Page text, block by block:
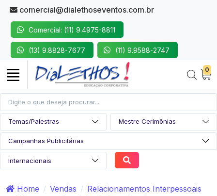
comercial@dialethoseventos.com.br
Comercial: (11) 9.4975-8811
(13) 9.8828-7677 (11) 9.9588-2747
0
Home Vendas
Relacionamentos Interpessoais